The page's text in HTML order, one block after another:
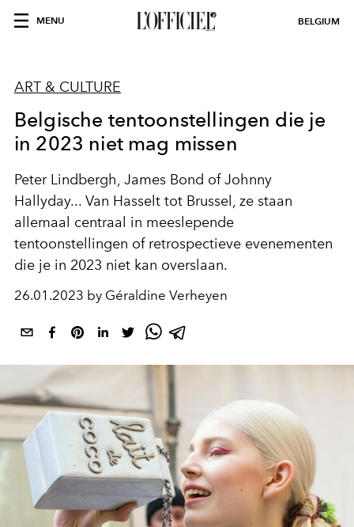
MENU BELGIUM
ART & CULTURE
Belgische tentoonstellingen die je
in 2023 niet mag missen
Peter Lindbergh, James Bond of Johnny
Hallyday... Van Hasselt tot Brussel, ze staan
allemaal centraal in meeslepende
tentoonstellingen of retrospectieve evenementen
die je in 2023 niet kan overslaan.
26.01.2023 by Géraldine Verheyen